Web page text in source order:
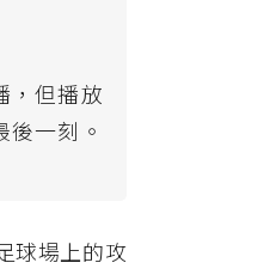
，但播放
一刻。
球場上的攻